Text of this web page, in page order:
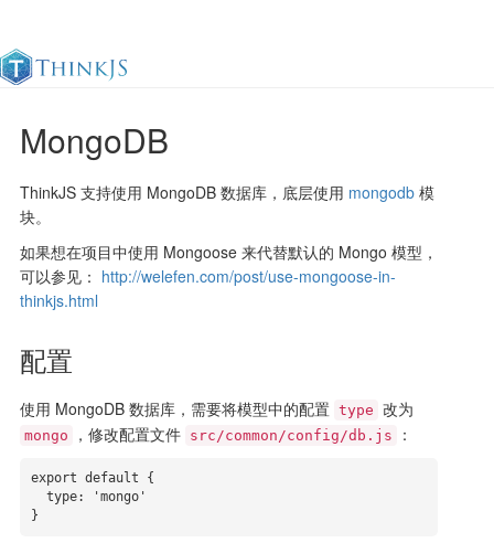
官方文档
MongoDB
ThinkJS 支持使用 MongoDB 数据库，底层使用 mongodb模
块。
如果想在项目中使用 Mongoose 来代替默认的 Mongo 模型，
可以参见： http://welefen.com/post/use-mongoose-in-
thinkjs.html
配置
使用 MongoDB 数据库，需要将模型中的配置 type 改为
mongo ，修改配置文件 src/common/config/db.js ：
export default {
}